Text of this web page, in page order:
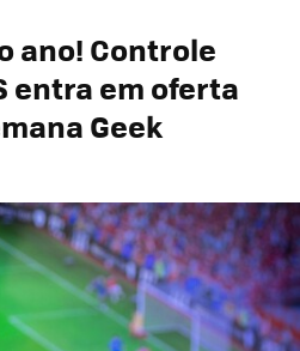
ano! Controle
entra em oferta
Geek